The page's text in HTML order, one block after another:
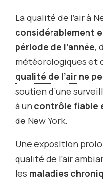
La qualité de l’air à
considérablement
période de l’année,
météorologiques et
qualité de l’air ne
soutien d’une
à un contrôle fiable
de New York.
Une exposition
qualité de l’air
les maladies